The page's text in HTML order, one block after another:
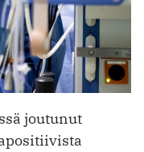
joutunut